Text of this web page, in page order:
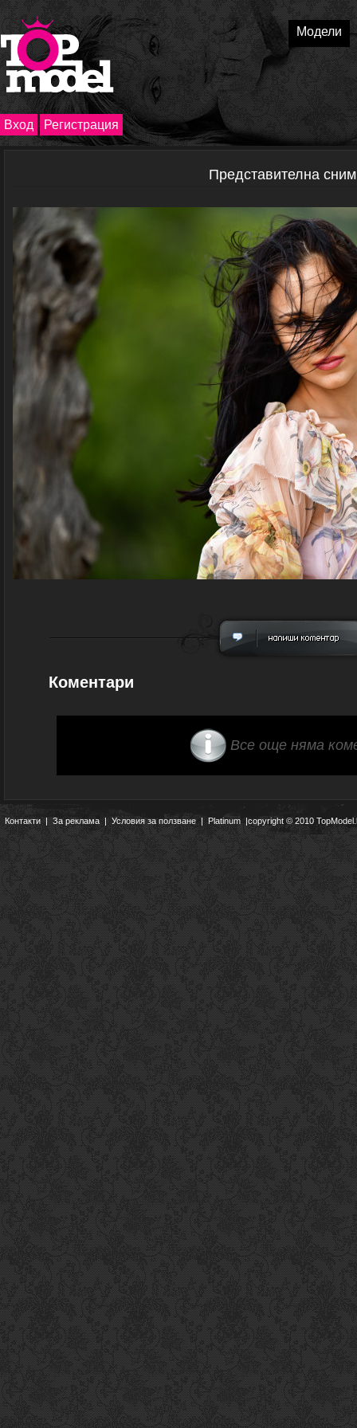
Модели
Вход Регистрация
Представителна
Коментари
Все още няма
Контакти|За реклама | Условия за ползване | Platinum |copyright © 2010